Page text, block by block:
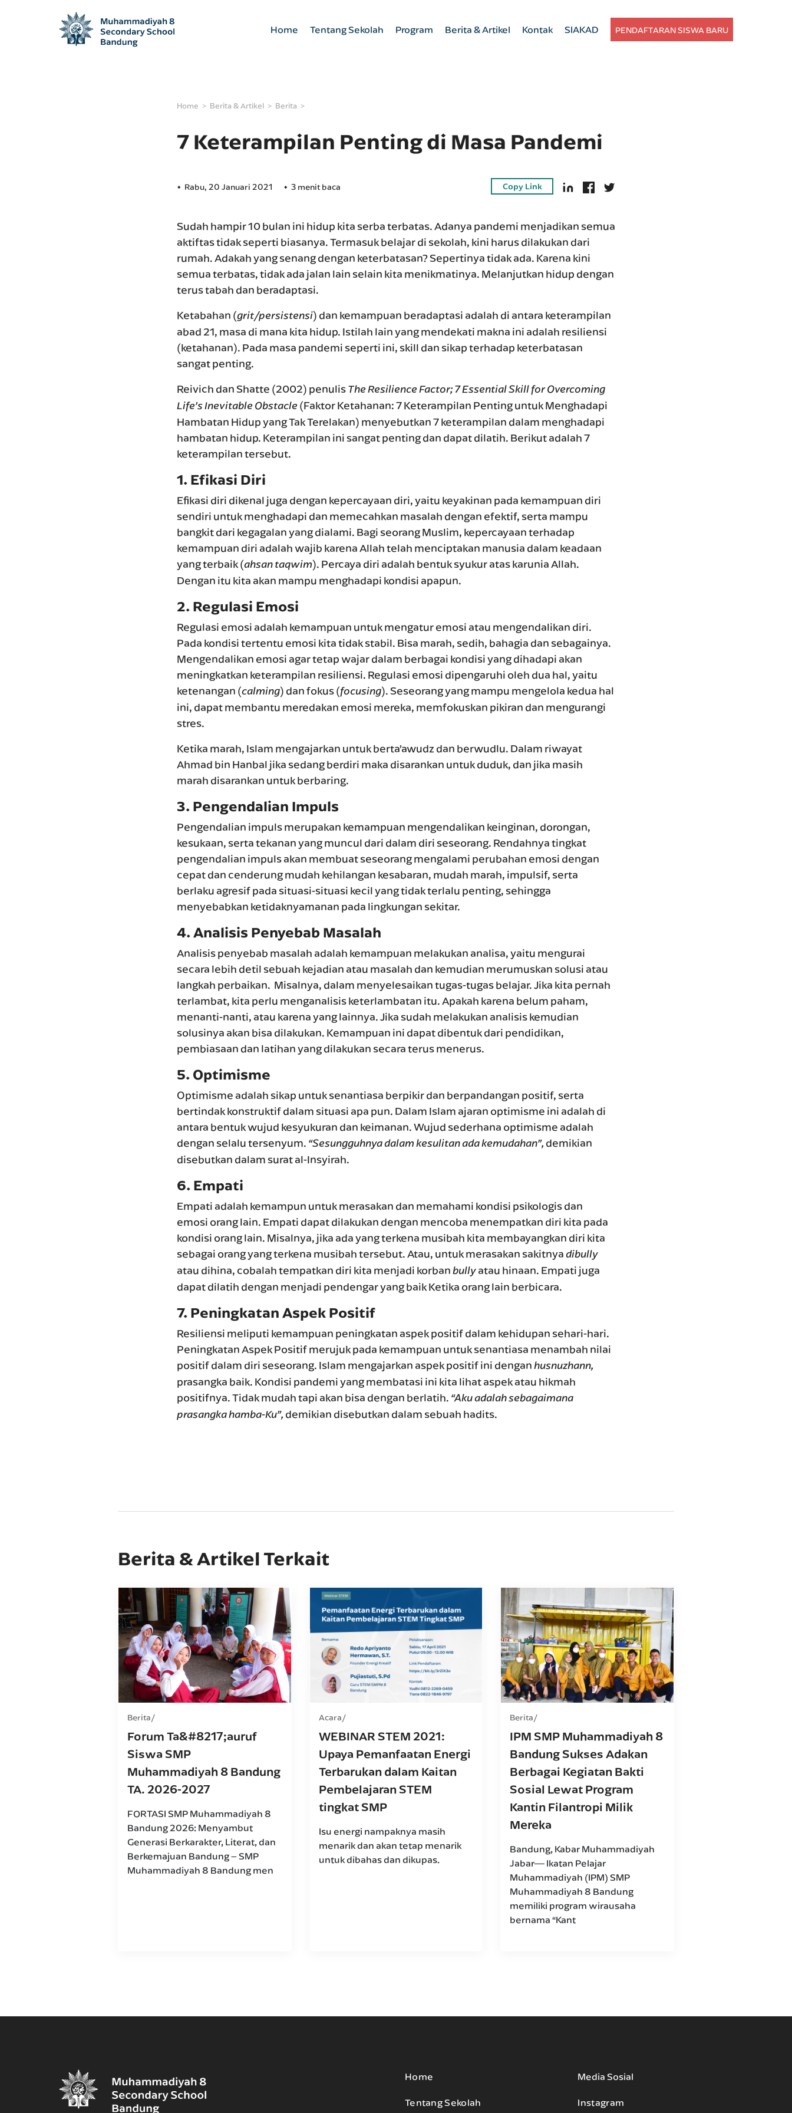
Home Tentang Sekolah Program Berita & Artikel Kontak SIAKAD PENDAFTARAN SISWA BARU
Home Berita & Artikel Berita
7 Keterampilan Penting di Masa Pandemi
Rabu, 20 Januari 2021 3 menit baca Copy Link
Sudah hampir 10 bulan ini hidup kita serba terbatas. Adanya pandemi menjadikan semua
aktiftas tidak seperti biasanya. Termasuk belajar di sekolah, kini harus dilakukan dari
rumah. Adakah yang senang dengan keterbatasan? Sepertinya tidak ada. Karena kini
semua terbatas, tidak ada jalan lain selain kita menikmatinya. Melanjutkan hidup dengan
terus tabah dan beradaptasi.
Ketabahan (grit/persistensi) dan kemampuan beradaptasi adalah di antara keterampilan
abad 21, masa di mana kita hidup. Istilah lain yang mendekati makna ini adalah resiliensi
(ketahanan). Pada masa pandemi seperti ini, skill dan sikap terhadap keterbatasan
sangat penting.
Reivich dan Shatte (2002) penulisThe Resilience Factor; 7 Essential Skill for Overcoming
Life’s Inevitable Obstacle(Faktor Ketahanan: 7 Keterampilan Penting untuk Menghadapi
Hambatan Hidup yang Tak Terelakan) menyebutkan 7 keterampilan dalam menghadapi
hambatan hidup. Keterampilan ini sangat penting dan dapat dilatih. Berikut adalah 7
keterampilan tersebut.
1. Efikasi Diri
Efikasi diri dikenal juga dengan kepercayaan diri, yaitu keyakinan pada kemampuan diri
sendiri untuk menghadapi dan memecahkan masalah dengan efektif, serta mampu
bangkit dari kegagalan yang dialami. Bagi seorang Muslim, kepercayaan terhadap
kemampuan diri adalah wajib karena Allah telah menciptakan manusia dalam keadaan
yang terbaik (ahsan taqwim). Percaya diri adalah bentuk syukur atas karunia Allah.
Dengan itu kita akan mampu menghadapi kondisi apapun.
2. Regulasi Emosi
Regulasi emosi adalah kemampuan untuk mengatur emosi atau mengendalikan diri.
Pada kondisi tertentu emosi kita tidak stabil. Bisa marah, sedih, bahagia dan sebagainya.
Mengendalikan emosi agar tetap wajar dalam berbagai kondisi yang dihadapi akan
meningkatkan keterampilan resiliensi. Regulasi emosi dipengaruhi oleh dua hal, yaitu
ketenangan (calming) dan fokus (focusing). Seseorang yang mampu mengelola kedua hal
ini, dapat membantu meredakan emosi mereka, memfokuskan pikiran dan mengurangi
stres.
Ketika marah, Islam mengajarkan untuk berta’awudz dan berwudlu. Dalam riwayat
Ahmad bin Hanbal jika sedang berdiri maka disarankan untuk duduk, dan jika masih
marah disarankan untuk berbaring.
3. Pengendalian Impuls
Pengendalian impuls merupakan kemampuan mengendalikan keinginan, dorongan,
kesukaan, serta tekanan yang muncul dari dalam diri seseorang. Rendahnya tingkat
pengendalian impuls akan membuat seseorang mengalami perubahan emosi dengan
cepat dan cenderung mudah kehilangan kesabaran, mudah marah, impulsif, serta
berlaku agresif pada situasi-situasi kecil yang tidak terlalu penting, sehingga
menyebabkan ketidaknyamanan pada lingkungan sekitar.
4.Analisis Penyebab Masalah
Analisis penyebab masalah adalah kemampuan melakukan analisa, yaitu mengurai
secara lebih detil sebuah kejadian atau masalah dan kemudian merumuskan solusi atau
langkah perbaikan. Misalnya, dalam menyelesaikan tugas-tugas belajar. Jika kita pernah
terlambat, kita perlu menganalisis keterlambatan itu. Apakah karena belum paham,
menanti-nanti, atau karena yang lainnya. Jika sudah melakukan analisis kemudian
solusinya akan bisa dilakukan. Kemampuan ini dapat dibentuk dari pendidikan,
pembiasaan dan latihan yang dilakukan secara terus menerus.
5. Optimisme
Optimisme adalah sikap untuk senantiasa berpikir dan berpandangan positif, serta
bertindak konstruktif dalam situasi apa pun. Dalam Islam ajaran optimisme ini adalah di
antara bentuk wujud kesyukuran dan keimanan. Wujud sederhana optimisme adalah
dengan selalu tersenyum. “Sesungguhnya dalam kesulitan ada kemudahan”,demikian
disebutkan dalam surat al-Insyirah.
6. Empati
Empati adalah kemampun untuk merasakan dan memahami kondisi psikologis dan
emosi orang lain. Empati dapat dilakukan dengan mencoba menempatkan diri kita pada
kondisi orang lain. Misalnya, jika ada yang terkena musibah kita membayangkan diri kita
sebagai orang yang terkena musibah tersebut. Atau, untuk merasakan sakitnyadibully
atau dihina, cobalah tempatkan diri kita menjadi korbanbullyatau hinaan. Empati juga
dapat dilatih dengan menjadi pendengar yang baik Ketika orang lain berbicara.
7. Peningkatan Aspek Positif
Resiliensi meliputi kemampuan peningkatan aspek positif dalam kehidupan sehari-hari.
Peningkatan Aspek Positif merujuk pada kemampuan untuk senantiasa menambah nilai
positif dalam diri seseorang. Islam mengajarkan aspek positif ini denganhusnuzhann,
prasangka baik. Kondisi pandemi yang membatasi ini kita lihat aspek atau hikmah
positifnya. Tidak mudah tapi akan bisa dengan berlatih. “Aku adalah sebagaimana
prasangka hamba-Ku”,demikian disebutkan dalam sebuah hadits.
Berita & Artikel Terkait
Berita
Forum Ta&#8217;auruf
Siswa SMP
Muhammadiyah 8 Bandung
TA. 2026-2027
FORTASI SMP Muhammadiyah 8
Bandung 2026: Menyambut
Generasi Berkarakter, Literat, dan
Berkemajuan Bandung – SMP
Muhammadiyah 8 Bandung men
Acara
WEBINAR STEM 2021:
Upaya Pemanfaatan Energi
Terbarukan dalam Kaitan
Pembelajaran STEM
tingkat SMP
Isu energi nampaknya masih
menarik dan akan tetap menarik
untuk dibahas dan dikupas.
Berita
IPM SMP Muhammadiyah 8
Bandung Sukses Adakan
Berbagai Kegiatan Bakti
Sosial Lewat Program
Kantin Filantropi Milik
Mereka
Bandung, Kabar Muhammadiyah
Jabar— Ikatan Pelajar
Muhammadiyah (IPM) SMP
Muhammadiyah 8 Bandung
memiliki program wirausaha
bernama “Kant
Home
Tentang Sekolah
Media Sosial
Instagram